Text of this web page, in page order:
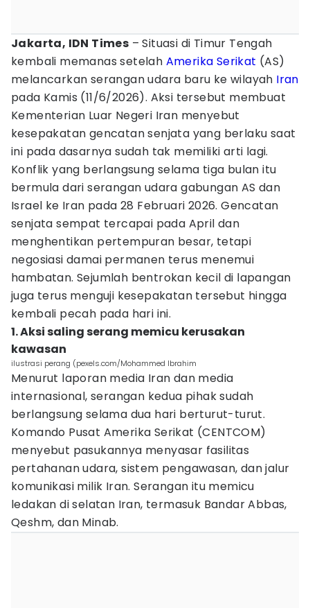
Jakarta, IDN Times – Situasi di Timur Tengah
kembali memanas setelah Amerika Serikat (AS)
melancarkan serangan udara baru ke wilayah Iran
pada Kamis (11/6/2026). Aksi tersebut membuat
Kementerian Luar Negeri Iran menyebut
kesepakatan gencatan senjata yang berlaku saat
ini pada dasarnya sudah tak memiliki arti lagi.
Konflik yang berlangsung selama tiga bulan itu
bermula dari serangan udara gabungan AS dan
Israel ke Iran pada 28 Februari 2026. Gencatan
senjata sempat tercapai pada April dan
menghentikan pertempuran besar, tetapi
negosiasi damai permanen terus menemui
hambatan. Sejumlah bentrokan kecil di lapangan
juga terus menguji kesepakatan tersebut hingga
kembali pecah pada hari ini.
1. Aksi saling serang memicu kerusakan
kawasan
ilustrasi perang (pexels.com/Mohammed Ibrahim
Menurut laporan media Iran dan media
internasional, serangan kedua pihak sudah
berlangsung selama dua hari berturut-turut.
Komando Pusat Amerika Serikat (CENTCOM)
menyebut pasukannya menyasar fasilitas
pertahanan udara, sistem pengawasan, dan jalur
komunikasi milik Iran. Serangan itu memicu
ledakan di selatan Iran, termasuk Bandar Abbas,
Qeshm, dan Minab.